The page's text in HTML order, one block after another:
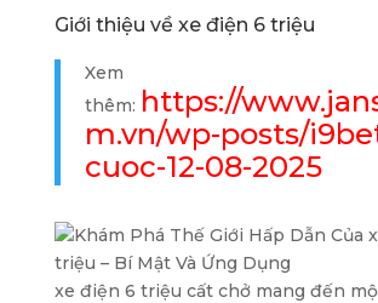
Giới thiệu về xe điện 6 triệu
Xem
thêm: https://
m.vn/wp-posts/
cuoc-12-08-2025
xe điện 6 triệu cất chở mang đến